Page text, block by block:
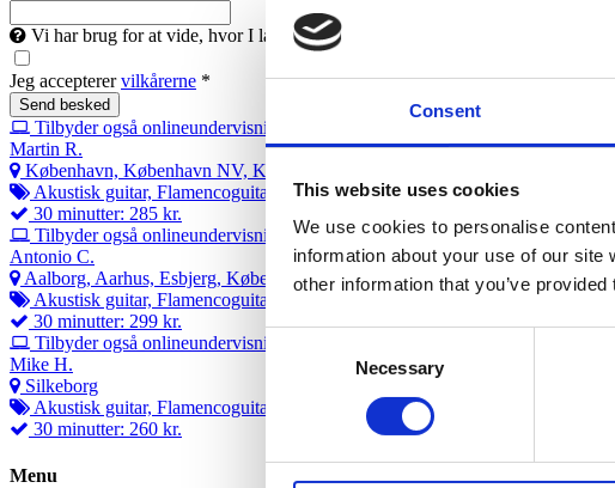
Consent
This website uses cookies
We use cookies to personalise
information about your use of our
other information that you’ve
Consent
Necessary
Vi har brug for at vide, hvor I landet du bor, så vi kan finde en underviser tæt
Jeg accepterervilkårerne *
Tilbyder også onlineundervisning
Martin R.
København, København NV, København Ø.
Akustisk guitar, Flamencoguitar, Guitar, Hørelære/Musikteori, Klassisk guitar
30 minutter: 285 kr.
Tilbyder også onlineundervisning
Antonio C.
Aalborg, Aarhus, Esbjerg, København, Odense
Akustisk guitar, Flamencoguitar, Klassisk guitar
30 minutter: 299 kr.
Tilbyder også onlineundervisning
Mike H.
Silkeborg
Akustisk guitar, Flamencoguitar, Guitar, Rytmisk guitar
30 minutter: 260 kr.
Menu